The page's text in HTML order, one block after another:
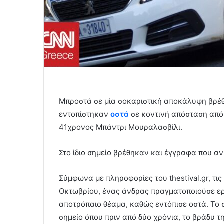
Μπροστά σε μία σοκαριστική αποκάλυψη
εντοπίστηκαν οστά σε κοντινή απόσταση
41χρονος Μπάντρι Μουραλασβίλι.
Στο ίδιο σημείο βρέθηκαν και έγγραφα που
Σύμφωνα με πληροφορίες του thestival.gr, τις
Οκτωβρίου, ένας άνδρας πραγματοποιούσε
αποτρόπαιο θέαμα, καθώς εντόπισε οστά. Το
σημείο όπου πριν από δύο χρόνια, το βράδυ